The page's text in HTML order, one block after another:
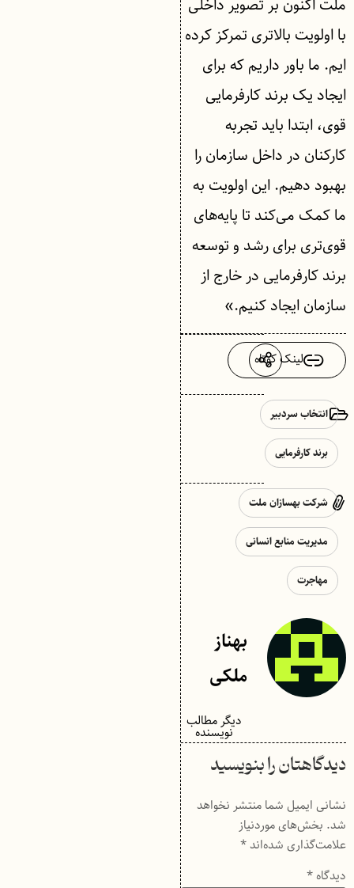
ملت اکنون بر تصویر داخلی
با اولویت بالاتری تمرکز کرده
ایم. ما باور داریم که برای
ایجاد یک برند کارفرمایی
قوی، ابتدا باید تجربه
کارکنان در داخل سازمان را
بهبود دهیم. این اولویت به
ما کمک می‌کند تا پایه‌های
قوی‌تری برای رشد و توسعه
برند کارفرمایی در خارج از
سازمان ایجاد کنیم.»
لینک کوتاه
انتخاب سردبیر
برند کارفرمایی
شرکت بهسازان ملت
مدیریت منابع انسانی
مهاجرت
بهناز
ملکی
دیگر مطالب
نویسنده
دیدگاهتان را بنویسید
نشانی ایمیل شما منتشر نخواهد
شد. بخش‌های موردنیاز
علامت‌گذاری شده‌اند*
دیدگاه*